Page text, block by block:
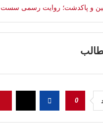
و پاکدشت؛ روایت رسمی
0